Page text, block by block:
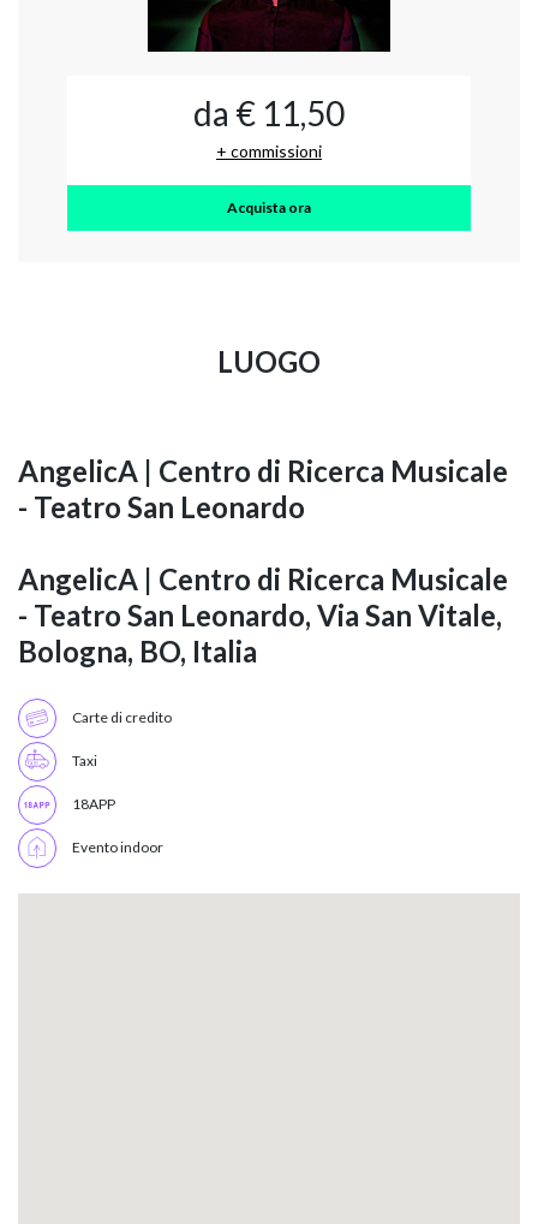
da € 11,50
+ commissioni
Acquista ora
LUOGO
AngelicA | Centro di Ricerca Musicale
- Teatro San Leonardo
AngelicA | Centro di Ricerca Musicale
- Teatro San Leonardo, Via San Vitale,
Bologna, BO, Italia
Carte di credito
Taxi
18APP
Evento indoor